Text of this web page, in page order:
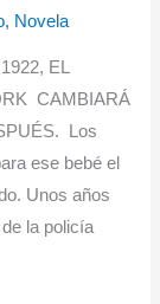
, Novela
EL
CAMBIARÁ
Los
ese bebé el
Unos años
la policía